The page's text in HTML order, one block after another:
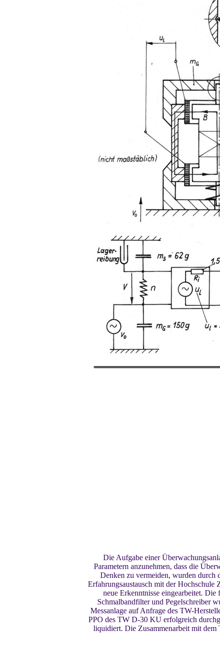
Die Aufgabe einer
Parametern anzunehmen, dass die
Denken zu vermeiden, wurden durch
Erfahrungsaustausch mit der
neue Erkenntnisse eingearbeitet.
Schmalbandfilter und Pegelschreiber
Messanlage auf Anfrage des TW-
PPO des TW D-30 KU erfolgreich
liquidiert. Die Zusammenarbeit mit dem